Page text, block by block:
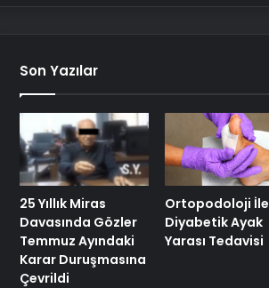
Son Yazılar
25 Yıllık Miras
Davasında Gözler
Temmuz Ayındaki
Karar Duruşmasına
Çevrildi
Ortopodoloji İle
Diyabetik Ayak
Yarası Tedavisi